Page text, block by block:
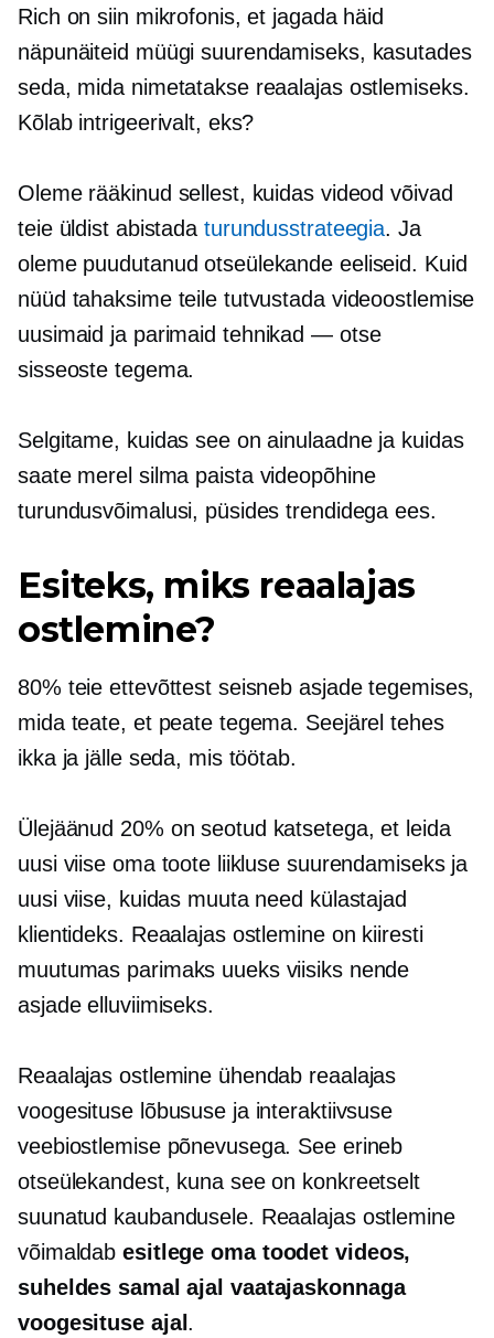
Rich on siin mikrofonis, et jagada häid
näpunäiteid müügi suurendamiseks, kasutades
seda, mida nimetatakse reaalajas ostlemiseks.
Kõlab intrigeerivalt, eks?
Oleme rääkinud sellest, kuidas videod võivad
teie üldist abistada turundusstrateegia. Ja
oleme puudutanud otseülekande eeliseid. Kuid
nüüd tahaksime teile tutvustada videoostlemise
uusimaid ja parimaid tehnikad — otse
sisseoste tegema.
Selgitame, kuidas see on ainulaadne ja kuidas
saate merel silma paista videopõhine
turundusvõimalusi, püsides trendidega ees.
Esiteks, miks reaalajas
ostlemine?
80% teie ettevõttest seisneb asjade tegemises,
mida teate, et peate tegema. Seejärel tehes
ikka ja jälle seda, mis töötab.
Ülejäänud 20% on seotud katsetega, et leida
uusi viise oma toote liikluse suurendamiseks ja
uusi viise, kuidas muuta need külastajad
klientideks. Reaalajas ostlemine on kiiresti
muutumas parimaks uueks viisiks nende
asjade elluviimiseks.
Reaalajas ostlemine ühendab reaalajas
voogesituse lõbususe ja interaktiivsuse
veebiostlemise põnevusega. See erineb
otseülekandest, kuna see on konkreetselt
suunatud kaubandusele. Reaalajas ostlemine
võimaldabesitlege oma toodet videos,
suheldes samal ajal vaatajaskonnaga
voogesituse ajal .